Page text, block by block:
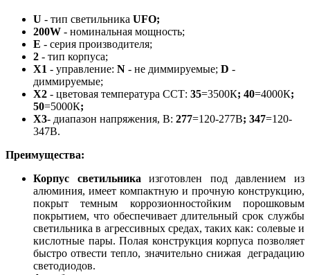
U - тип светильника UFO;
200W - номинальная мощность;
Е - серия производителя;
2 - тип корпуса;
Х1 - управление: N - не диммируемые; D -
диммируемые;
Х2 - цветовая температура ССТ: 35=3500К; 40=4000К;
50=5000К;
Х3- диапазон напряжения, В: 277=120-277В; 347=120-
347В.
Преимущества:
Корпус светильника изготовлен под давлением из
алюминия, имеет компактную и прочную конструкцию,
покрыт темным коррозионностойким порошковым
покрытием, что обеспечивает длительный срок службы
светильника в агрессивных средах, таких как: солевые и
кислотные пары. Полая конструкция корпуса позволяет
быстро отвести тепло, значительно снижая деградацию
светодиодов.